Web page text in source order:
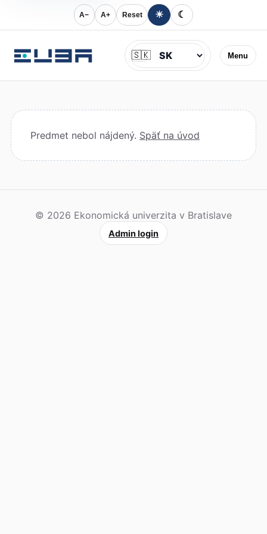
A− A+ Reset ☀ ☾
Menu
Jazyk
🇸🇰
Predmet nebol nájdený. Späť na úvod
© 2026 Ekonomická univerzita v Bratislave
Admin login